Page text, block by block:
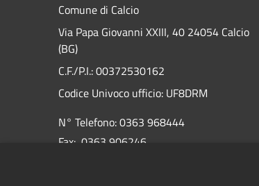
Comune di Calcio
Via Papa Giovanni XXIII, 40 24054 Calcio
(BG)
C.F./P.I.: 00372530162
Codice Univoco ufficio: UF8DRM
N° Telefono: 0363 968444
Fax: 0363 906246